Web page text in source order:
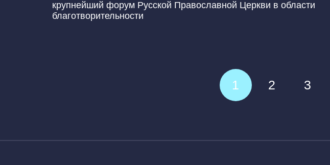
крупнейший форум Русской Православной Церкви в области
благотворительности
1 2 3